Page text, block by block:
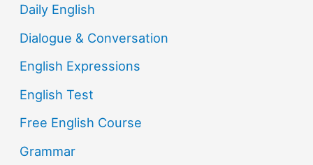
Daily English
Dialogue & Conversation
English Expressions
English Test
Free English Course
Grammar